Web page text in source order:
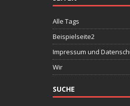
Alle Tags
Beispielseite2
Impressum und
Wir
SUCHE